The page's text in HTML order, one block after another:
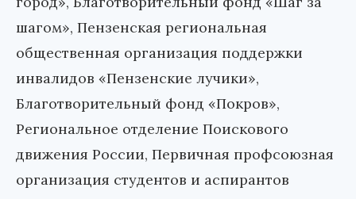
шагом», Пензенская региональная
общественная организация поддержки
инвалидов «Пензенские лучики»,
Благотворительный фонд «Покров»,
Региональное отделение Поискового
движения России, Первичная профсоюзная
организация студентов и аспирантов